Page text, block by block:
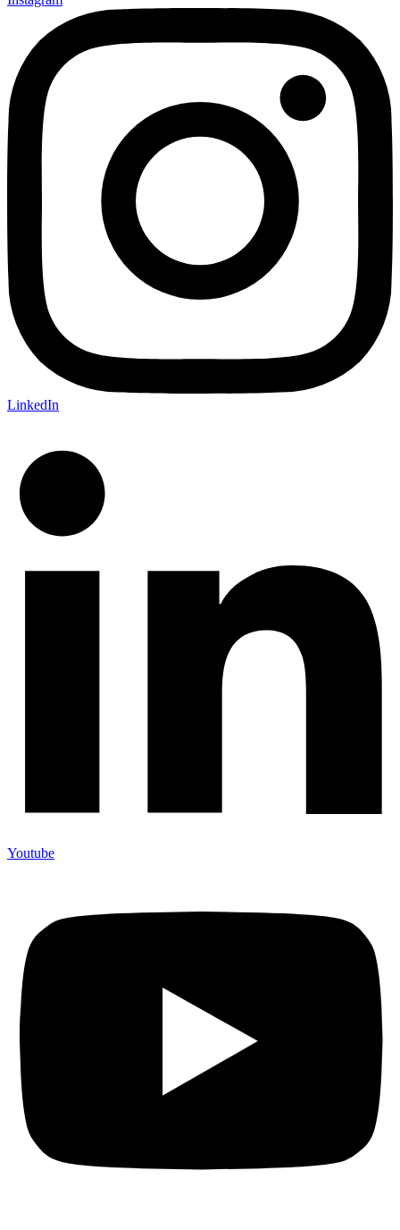
LinkedIn
Youtube